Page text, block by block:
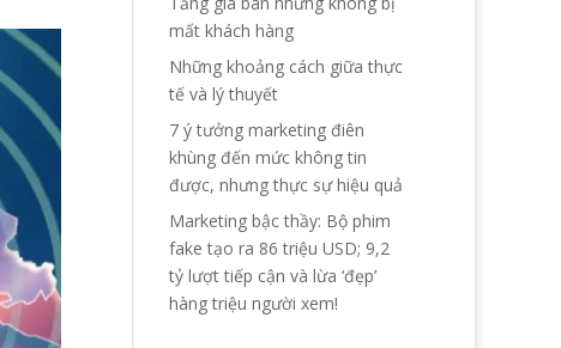
mất khách hàng
Những khoảng cách giữa thực
tế và lý thuyết
7 ý tưởng marketing điên
khùng đến mức không tin
được, nhưng thực sự hiệu quả
Marketing bậc thầy: Bộ phim
fake tạo ra 86 triệu USD; 9,2
tỷ lượt tiếp cận và lừa ‘đẹp’
hàng triệu người xem!